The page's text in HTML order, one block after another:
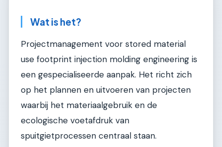
Wat is het?
Projectmanagement voor stored material
use footprint injection molding engineering is
een gespecialiseerde aanpak. Het richt zich
op het plannen en uitvoeren van projecten
waarbij het materiaalgebruik en de
ecologische voetafdruk van
spuitgietprocessen centraal staan.